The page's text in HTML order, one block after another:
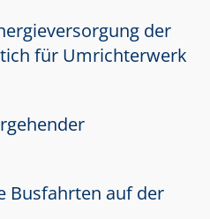
der
für Umrichterwerk
Busfahrten auf der